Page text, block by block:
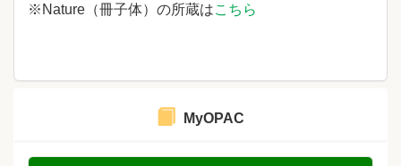
※Nature（冊子体）の所蔵はこちら
MyOPAC